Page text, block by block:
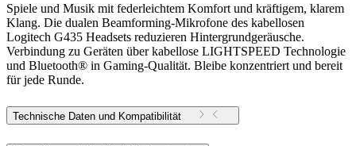
Spiele und Musik mit federleichtem Komfort und kräftigem, klarem
Klang. Die dualen Beamforming-Mikrofone des kabellosen
Logitech G435 Headsets reduzieren Hintergrundgeräusche.
Verbindung zu Geräten über kabellose LIGHTSPEED Technologie
und Bluetooth® in Gaming-Qualität. Bleibe konzentriert und bereit
für jede Runde.
Technische Daten und Kompatibilität